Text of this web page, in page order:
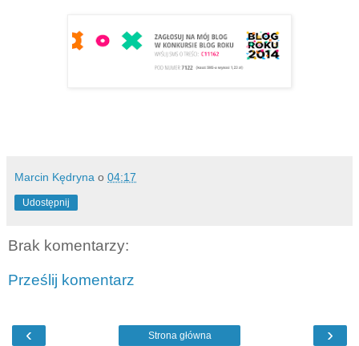
Marcin Kędryna o 04:17
Udostępnij
Brak komentarzy:
Prześlij komentarz
‹ ›
Strona główna